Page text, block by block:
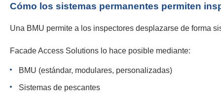
Cómo los sistemas permanentes permiten
Una BMU permite a los inspectores desplazarse de forma
Facade Access Solutions lo hace posible mediante:
BMU (estándar, modulares, personalizadas)
Sistemas de pescantes